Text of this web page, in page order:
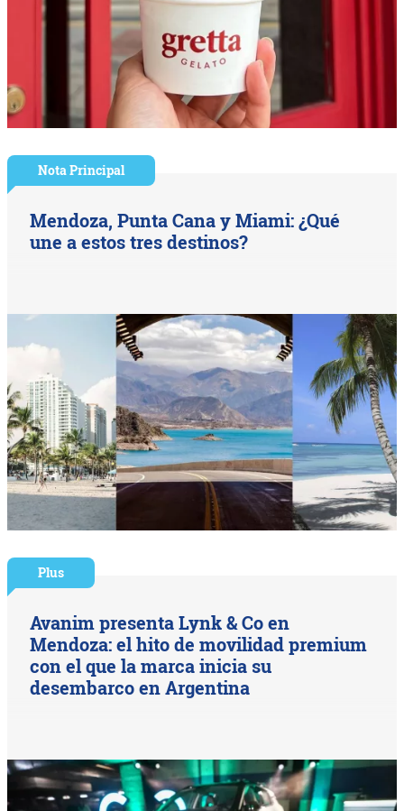
Nota Principal
Mendoza, Punta Cana y Miami: ¿Qué
une a estos tres destinos?
Plus
Avanim presenta Lynk & Co en
Mendoza: el hito de movilidad premium
con el que la marca inicia su
desembarco en Argentina